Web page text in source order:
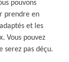
pouvons
prendre en
et les
Vous pouvez
serez pas déçu.